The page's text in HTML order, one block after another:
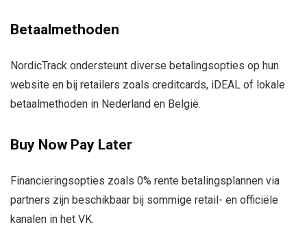
Betaalmethoden
NordicTrack ondersteunt diverse betalingsopties op hun
website en bij retailers zoals creditcards, iDEAL of lokale
betaalmethoden in Nederland en België.
Buy Now Pay Later
Financieringsopties zoals 0% rente betalingsplannen via
partners zijn beschikbaar bij sommige retail- en officiële
kanalen in het VK.